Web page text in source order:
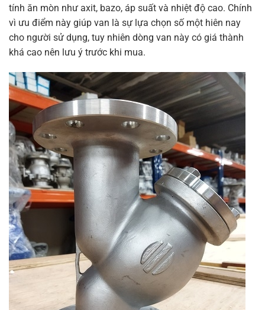
tính ăn mòn như axit, bazo, áp suất và nhiệt độ cao. Chính
vì ưu điểm này giúp van là sự lựa chọn số một hiên nay
cho người sử dụng, tuy nhiên dòng van này có giá thành
khá cao nên lưu ý trước khi mua.